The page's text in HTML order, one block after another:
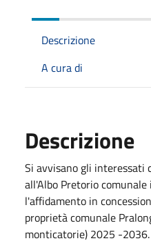
Descrizione
A cura di
Descrizione
Si avvisano gli interessati
all'Albo Pretorio
l'affidamento in
proprietà comunale
monticatorie) 2025 -2036.